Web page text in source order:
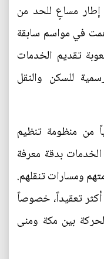
مساعٍ للحد من
في مواسم سابقة
تقديم الخدمات
للسكن والنقل
من منظومة تنظيم
بدقة معرفة
ومسارات تنقلهم.
تعقيداً، خصوصاً
بين مكة ومنى